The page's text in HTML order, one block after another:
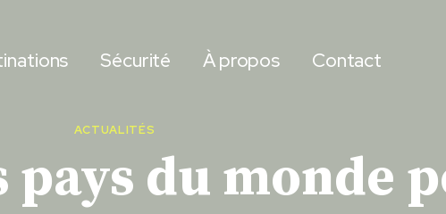
Sécurité À propos Contact
ACTUALITÉS
du monde